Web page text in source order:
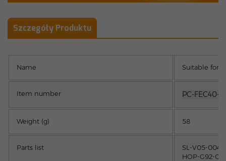
Szczegóły Produktu
Name Suitable for
Item number PC-FEC40-
Weight (g) 58
Parts list
SL-V05-0040
HOP-G92-